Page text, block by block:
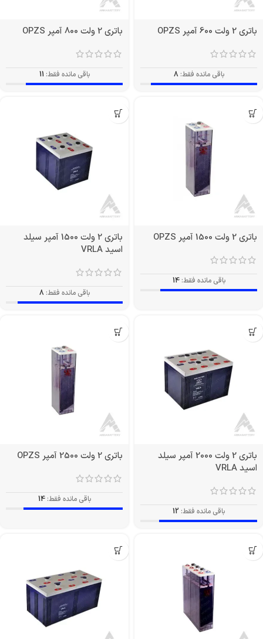
باتری 2 ولت 600 آمپر OPZS
باقی مانده فقط: 8
باتری 2 ولت 800 آمپر OPZS
باقی مانده فقط: 11
باتری 2 ولت 1500 آمپر OPZS
باقی مانده فقط: 14
باتری 2 ولت 1500 آمپر سیلد
اسید VRLA
باقی مانده فقط: 8
باتری 2 ولت 2000 آمپر سیلد
اسید VRLA
باقی مانده فقط: 12
باتری 2 ولت 2500 آمپر OPZS
باقی مانده فقط: 14